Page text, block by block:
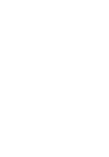
tapijten. Alle onze Kelims